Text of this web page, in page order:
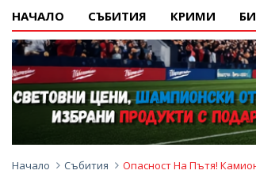
НАЧАЛО СЪБИТИЯ КРИМИ
Начало Събития Опасност На Пътя!